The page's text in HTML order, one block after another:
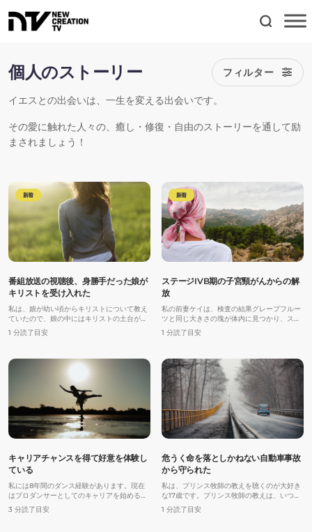
個人のストーリー フィルター
イエスとの出会いは、一生を変える出会いです。
その愛に触れた人々の、癒し・修復・自由のストーリーを通して励
まされましょう！
新着
番組放送の視聴後、身勝手だった娘が
キリストを受け入れた
私は、娘が幼い頃からキリストについて教え
ていたので、娘の中にはキリストの土台があ
りました。しかし、成長と共に世俗的な影響
を受け始めた彼女は、次第に身勝手に振る舞
「大したことでない」と言って、処女も失っ
てしまったのです。
1 分読了目安
新着
ステージIVB期の子宮頸がんからの解
放
私の前妻ケイは、検査の結果グレープフルー
ツと同じ大きさの塊が体内に見つかり、ステ
ージIVB期の子宮頸がんと診断されました。
彼女の余命は一年と宣告され、化学療法を試
い渡されました。
1 分読了目安
キャリアチャンスを得て好意を体験し
ている
私には8年間のダンス経験があります。現在
はプロダンサーとしてのキャリアを始めるた
めにトレーニング中で、ダンスカンパニーへ
の入団を希望しています。昨年、私はさらに
3 分読了目安
危うく命を落としかねない自動車事故
から守られた
私は、プリンス牧師の教えを聴くのが大好き
な17歳です。プリンス牧師の教えは、いつも
私に天の父なる神の愛を明らかにしてくれま
す。
1 分読了目安